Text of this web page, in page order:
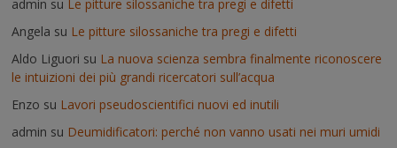
admin su Le pitture silossaniche tra pregi e difetti
Angela su Le pitture silossaniche tra pregi e difetti
Aldo Liguori su La nuova scienza sembra finalmente riconoscere
le intuizioni dei più grandi ricercatori sull’acqua
Enzo su Lavori pseudoscientifici nuovi ed inutili
admin su Deumidificatori: perché non vanno usati nei muri umidi